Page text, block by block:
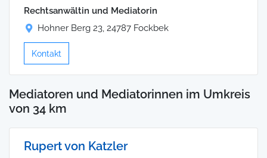
Rechtsanwältin und Mediatorin
Hohner Berg 23, 24787 Fockbek
Kontakt
Mediatoren und Mediatorinnen im Umkreis
von 34 km
Rupert von Katzler